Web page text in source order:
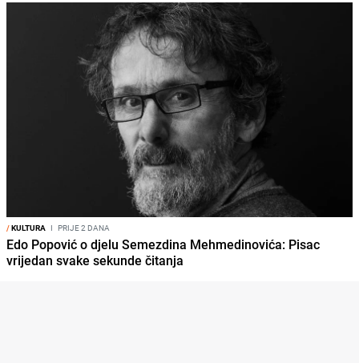
/KULTURA I PRIJE 2 DANA
Edo Popović o djelu Semezdina Mehmedinovića: Pisac
vrijedan svake sekunde čitanja